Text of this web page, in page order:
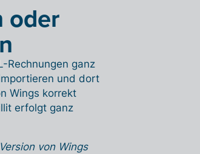
oder
Rechnungen ganz
und dort
Wings korrekt
erfolgt ganz
von Wings